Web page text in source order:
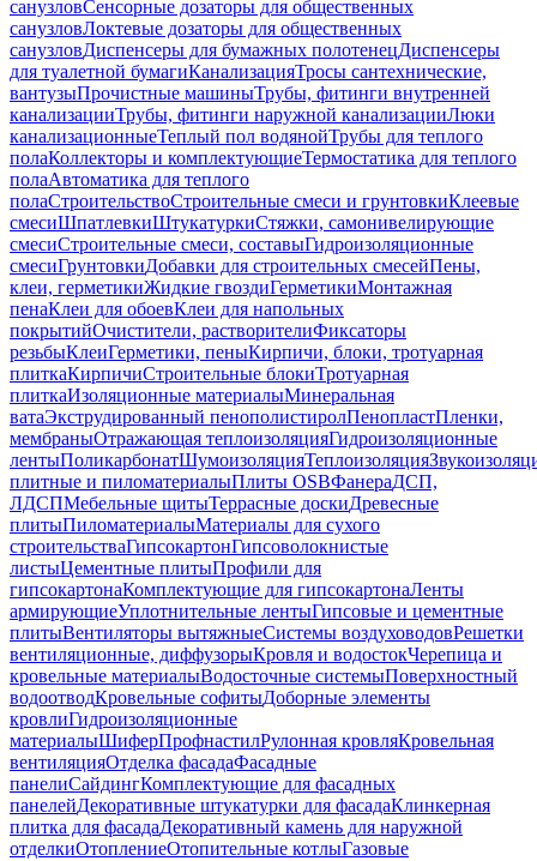
санузловСенсорные дозаторы для общественных
санузловЛоктевые дозаторы для общественных
санузловДиспенсеры для бумажных полотенецДиспенсеры
для туалетной бумагиКанализацияТросы сантехнические,
вантузыПрочистные машиныТрубы, фитинги внутренней
канализацииТрубы, фитинги наружной канализацииЛюки
канализационныеТеплый пол водянойТрубы для теплого
полаКоллекторы и комплектующиеТермостатика для теплого
полаАвтоматика для теплого
полаСтроительствоСтроительные смеси и грунтовкиКлеевые
смесиШпатлевкиШтукатуркиСтяжки, самонивелирующие
смесиСтроительные смеси, составыГидроизоляционные
смесиГрунтовкиДобавки для строительных смесейПены,
клеи, герметикиЖидкие гвоздиГерметикиМонтажная
пенаКлеи для обоевКлеи для напольных
покрытийОчистители, растворителиФиксаторы
резьбыКлеиГерметики, пеныКирпичи, блоки, тротуарная
плиткаКирпичиСтроительные блокиТротуарная
плиткаИзоляционные материалыМинеральная
ватаЭкструдированный пенополистиролПенопластПленки,
мембраныОтражающая теплоизоляцияГидроизоляционные
лентыПоликарбонатШумоизоляцияТеплоизоляция
плитные и пиломатериалыПлиты OSBФанераДСП,
ЛДСПМебельные щитыТеррасные доскиДревесные
плитыПиломатериалыМатериалы для сухого
строительстваГипсокартонГипсоволокнистые
листыЦементные плитыПрофили для
гипсокартонаКомплектующие для гипсокартонаЛенты
армирующиеУплотнительные лентыГипсовые и цементные
плитыВентиляторы вытяжныеСистемы воздуховодовРешетки
вентиляционные, диффузорыКровля и водостокЧерепица и
кровельные материалыВодосточные системыПоверхностный
водоотводКровельные софитыДоборные элементы
кровлиГидроизоляционные
материалыШиферПрофнастилРулонная кровляКровельная
вентиляцияОтделка фасадаФасадные
панелиСайдингКомплектующие для фасадных
панелейДекоративные штукатурки для фасадаКлинкерная
плитка для фасадаДекоративный камень для наружной
отделкиОтоплениеОтопительные котлыГазовые